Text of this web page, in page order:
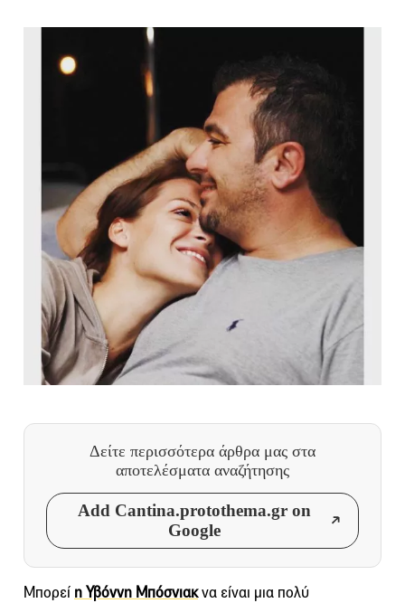
Δείτε περισσότερα άρθρα μας στα
αποτελέσματα αναζήτησης
Add Cantina.protothema.gr on
Google
Μπορεί η Υβόννη Μπόσνιακνα είναι μια πολύ